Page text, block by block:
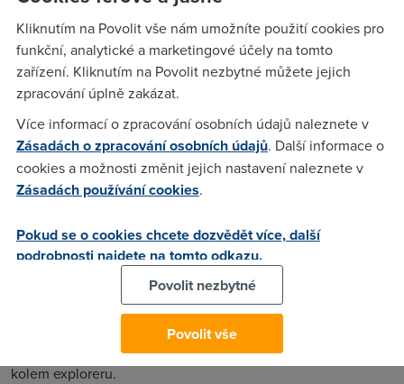
bzum(13.5.2014 01:54:03)
Australis pro ně naprosto nepovedené, lišta doplňků nemá
dost spletli, hned jsem ji vrátil zpět.Taby jsem taky vrátil do
hranata, to zakulacený zabere zbytečně moc místa.
Mne se nova verze firefoxu libi. Je to v dnesni dobe posledni
svobodny prohlizec s moznosti vypnuti smirovani a sirokou
skalou doplnku zadarmo (tim myslim bez reklam), ktere ho
umozni prizpusobit skoro tak, jako byla opera 12. Zbytek
prohlizecu jsou jen klony chromu, kteri po sobe neumi
uklidit cache (stejne jako chrome sam), nebo jina okynka
kolem exploreru.
Kliknutím na Povolit vše nám umožníte použití cookies pro
funkční, analytické a marketingové účely na tomto
zařízení. Kliknutím na Povolit nezbytné můžete jejich
zpracování úplně zakázat.
Více informací o zpracování osobních údajů naleznete v
Zásadách o zpracování osobních údajů. Další informace o
cookies a možnosti změnit jejich nastavení naleznete v
Zásadách používání cookies.
Pokud se o cookies chcete dozvědět více, další
podrobnosti najdete na tomto odkazu.
Povolit nezbytné
Povolit vše